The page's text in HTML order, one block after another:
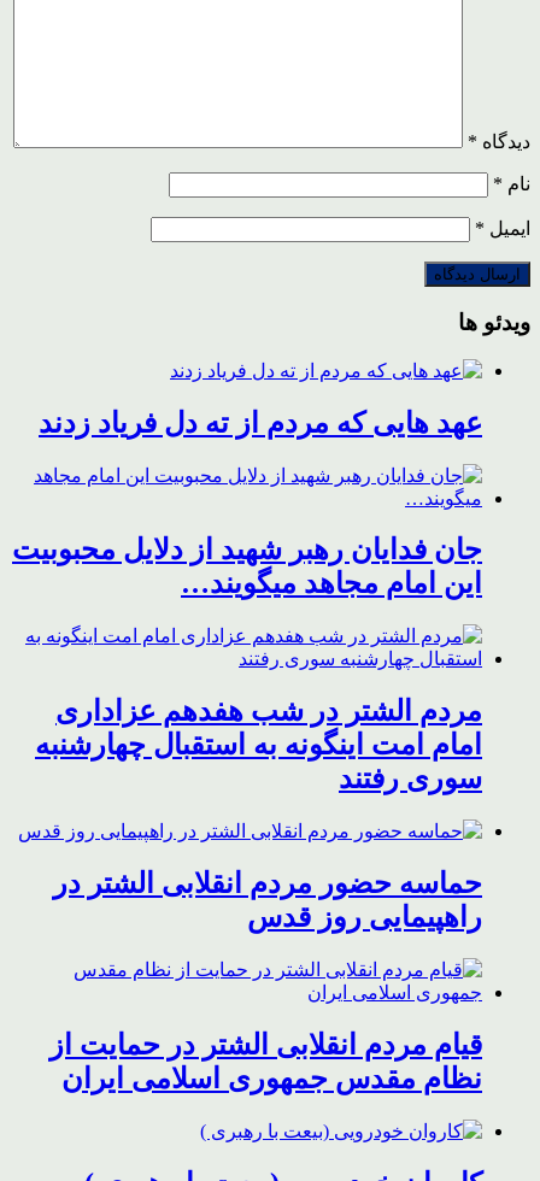
دیدگاه *
نام *
ایمیل *
ویدئو ها
عهد هایی که مردم از ته دل فریاد زدند
جان فدایان رهبر شهید از دلایل محبوبیت
این امام مجاهد میگویند…
مردم الشتر در شب هفدهم عزاداری
امام امت اینگونه به استقبال چهارشنبه
سوری رفتند
حماسه حضور مردم انقلابی الشتر در
راهپیمایی روز قدس
قیام مردم انقلابی الشتر در حمایت از
نظام مقدس جمهوری اسلامی ایران